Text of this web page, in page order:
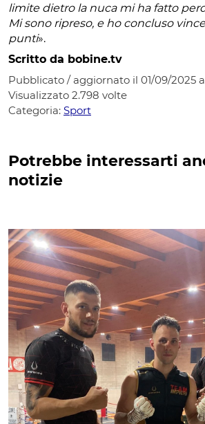
limite dietro la nuca mi ha fatto
Mi sono ripreso, e ho concluso
punti».
Scritto da bobine.tv
Pubblicato / aggiornato il 01/09/2025
Visualizzato 2.798 volte
Categoria: Sport
Potrebbe interessarti
notizie